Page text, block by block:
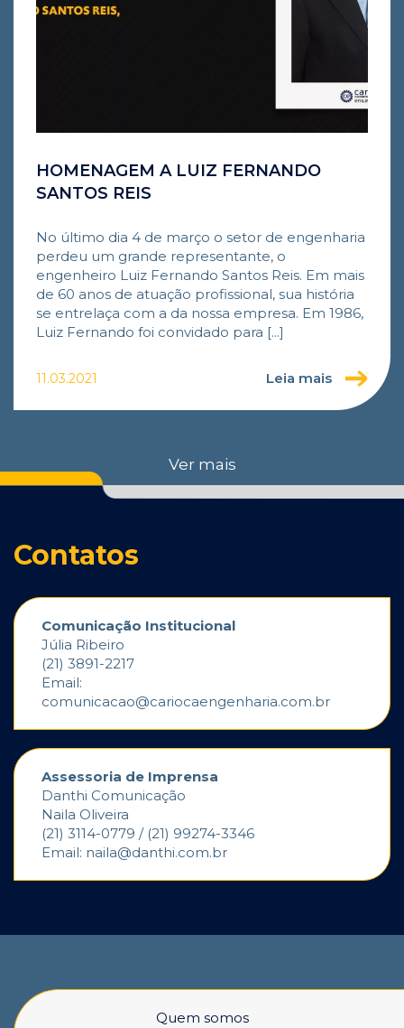
HOMENAGEM A LUIZ FERNANDO
SANTOS REIS
No último dia 4 de março o setor de engenharia
perdeu um grande representante, o
engenheiro Luiz Fernando Santos Reis. Em mais
de 60 anos de atuação profissional, sua história
se entrelaça com a da nossa empresa. Em 1986,
Luiz Fernando foi convidado para [...]
11.03.2021 Leia mais
Ver mais
Contatos
Comunicação Institucional
Júlia Ribeiro
(21) 3891-2217
Email:
comunicacao@cariocaengenharia.com.br
Assessoria de Imprensa
Danthi Comunicação
Naila Oliveira
(21) 3114-0779 / (21) 99274-3346
Email: naila@danthi.com.br
Quem somos